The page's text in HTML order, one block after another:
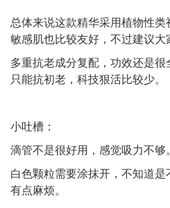
总体来说这款精华采用植物性
敏感肌也比较友好，不过建议大
多重抗老成分复配，功效还是
只能抗初老，科技狠活比较少。
小吐槽：
滴管不是很好用，感觉吸力不够。
白色颗粒需要涂抹开，不知道
有点麻烦。